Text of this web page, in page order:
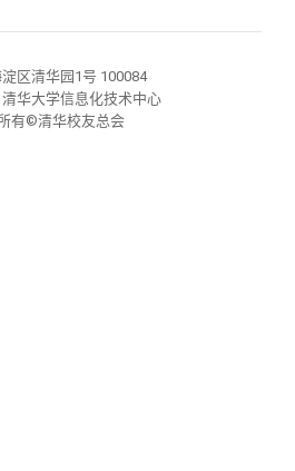
信息
章程
区清华园1号 100084
华大学信息化技术中心
有©清华校友总会